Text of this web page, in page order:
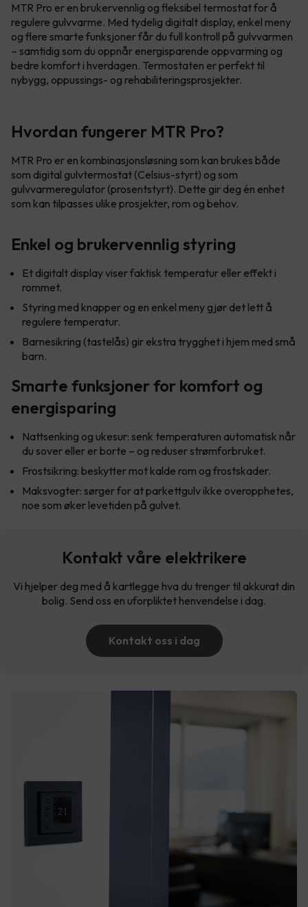
MTR Pro er en brukervennlig og fleksibel termostat for å
regulere gulvvarme. Med tydelig digitalt display, enkel meny
og flere smarte funksjoner får du full kontroll på gulvvarmen
– samtidig som du oppnår energisparende oppvarming og
bedre komfort i hverdagen. Termostaten er perfekt til
nybygg, oppussings- og rehabiliteringsprosjekter.
Hvordan fungerer MTR Pro?
MTR Pro er en kombinasjonsløsning som kan brukes både
som digital gulvtermostat (Celsius-styrt) og som
gulvvarmeregulator (prosentstyrt). Dette gir deg én enhet
som kan tilpasses ulike prosjekter, rom og behov.
Enkel og brukervennlig styring
Et digitalt display viser faktisk temperatur eller effekt i
rommet.
Styring med knapper og en enkel meny gjør det lett å
regulere temperatur.
Barnesikring (tastelås) gir ekstra trygghet i hjem med små
barn.
Smarte funksjoner for komfort og
energisparing
Nattsenking og ukesur: senk temperaturen automatisk når
du sover eller er borte – og reduser strømforbruket.
Frostsikring: beskytter mot kalde rom og frostskader.
Maksvogter: sørger for at parkettgulv ikke overopphetes,
noe som øker levetiden på gulvet.
Kontakt våre elektrikere
Vi hjelper deg med å kartlegge hva du trenger til akkurat din
bolig. Send oss en uforpliktet henvendelse i dag.
Kontakt oss i dag